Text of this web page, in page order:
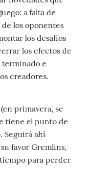
a falta de
los oponentes
los desafíos
los efectos de
terminado e
creadores.
primavera, se
tiene el punto de
Seguirá ahí
favor Gremlins,
para perder